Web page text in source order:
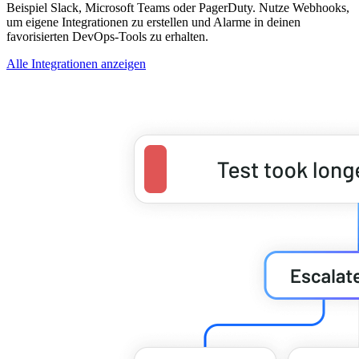
Beispiel Slack, Microsoft Teams oder PagerDuty. Nutze Webhooks,
um eigene Integrationen zu erstellen und Alarme in deinen
favorisierten DevOps-Tools zu erhalten.
Alle Integrationen anzeigen